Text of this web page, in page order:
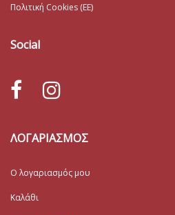
Πολιτική Cookies (ΕΕ)
Social
ΛΟΓΑΡΙΑΣΜΟΣ
Ο λογαριασμός μου
Καλάθι